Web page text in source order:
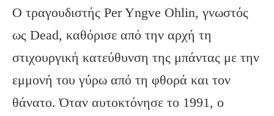
Ο τραγουδιστής Per Yngve Ohlin, γνωστός
ως Dead, καθόρισε από την αρχή τη
στιχουργική κατεύθυνση της μπάντας με την
εμμονή του γύρω από τη φθορά και τον
θάνατο. Όταν αυτοκτόνησε το 1991, ο